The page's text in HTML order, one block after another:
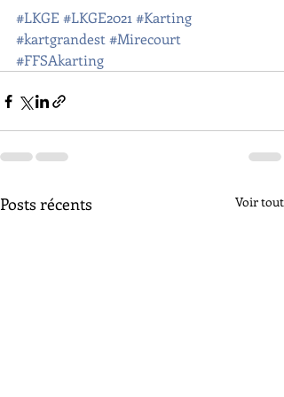
#LKGE #LKGE2021 #Karting
#kartgrandest #Mirecourt
#FFSAkarting
Posts récents Voir tout